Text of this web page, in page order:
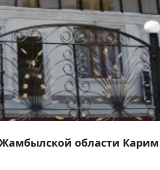
области Карим